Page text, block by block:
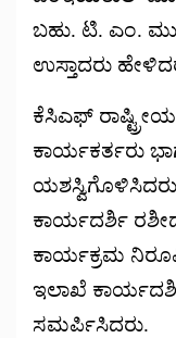
ಬಹು. ಟಿ. ಎಂ.
ಉಸ್ತಾದರು
ಕೆಸಿಎಫ್
ಕಾರ್ಯಕರ್ತರು
ಕಾರ್ಯದರ್ಶಿ
ಕಾರ್ಯಕ್ರಮ
ಇಲಾಖೆ
ಸಮರ್ಪಿಸಿದರು.